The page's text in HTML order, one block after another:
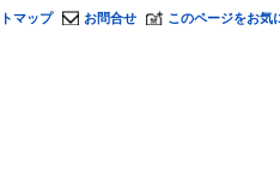
マップ お問合せ このページをお気